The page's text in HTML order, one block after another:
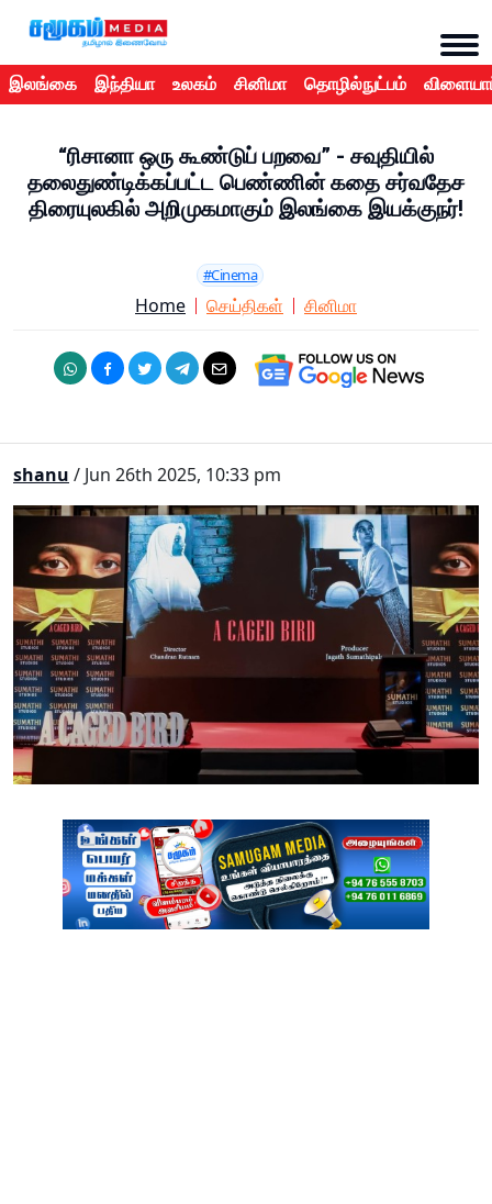
இலங்கை இந்தியா உலகம் சினிமா தொழில்நுட்பம்
“ரிசானா ஒரு கூண்டுப் பறவை” - சவுதியில்
தலைதுண்டிக்கப்பட்ட பெண்ணின் கதை சர்வதேச
திரையுலகில் அறிமுகமாகும் இலங்கை இயக்குநர்!
#Cinema
Home செய்திகள் சினிமா
shanu / Jun 26th 2025, 10:33 pm